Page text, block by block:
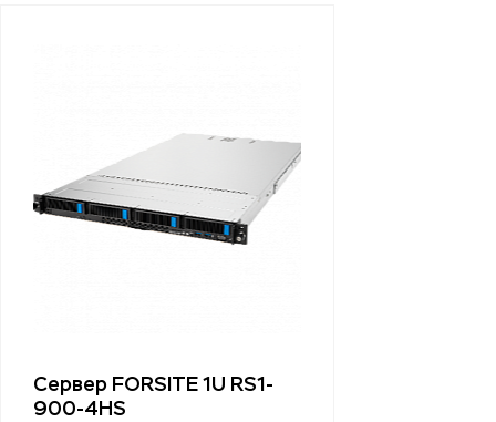
Сервер FORSITE 1U RS1-
900-4HS